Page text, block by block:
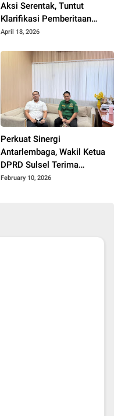
Aksi Serentak, Tuntut
Klarifikasi Pemberitaan
Majalah Tempo
April 18, 2026
Perkuat Sinergi
Antarlembaga, Wakil Ketua
DPRD Sulsel Terima
Silaturahmi Anggota DPRD
February 10, 2026